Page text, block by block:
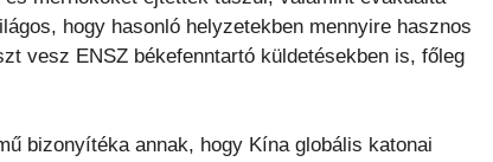
hogy hasonló helyzetekben mennyire hasznos
vesz ENSZ békefenntartó küldetésekben is, főleg
bizonyítéka annak, hogy Kína globális katonai